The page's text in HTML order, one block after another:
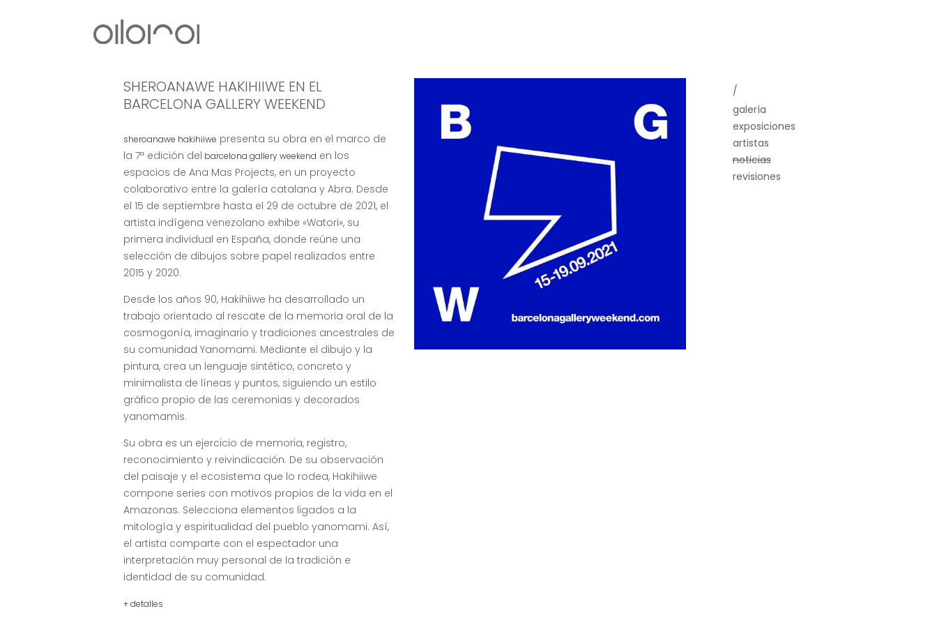
SHEROANAWE HAKIHIIWE EN EL
BARCELONA GALLERY WEEKEND
sheroanawe hakihiiwe presenta su obra en el marco de
la 7ª edición del barcelona gallery weekend en los
espacios de Ana Mas Projects, en un proyecto
colaborativo entre la galería catalana y Abra. Desde
el 15 de septiembre hasta el 29 de octubre de 2021, el
artista indígena venezolano exhibe «Watori», su
primera individual en España, donde reúne una
selección de dibujos sobre papel realizados entre
2015 y 2020.
Desde los años 90, Hakihiiwe ha desarrollado un
trabajo orientado al rescate de la memoria oral de la
cosmogonía, imaginario y tradiciones ancestrales de
su comunidad Yanomami. Mediante el dibujo y la
pintura, crea un lenguaje sintético, concreto y
minimalista de líneas y puntos, siguiendo un estilo
gráfico propio de las ceremonias y decorados
yanomamis.
Su obra es un ejercicio de memoria, registro,
reconocimiento y reivindicación. De su observación
del paisaje y el ecosistema que lo rodea, Hakihiiwe
compone series con motivos propios de la vida en el
Amazonas. Selecciona elementos ligados a la
mitología y espiritualidad del pueblo yanomami. Así,
el artista comparte con el espectador una
interpretación muy personal de la tradición e
identidad de su comunidad.
+ detalles
/
galería
exposiciones
artistas
noticias
revisiones